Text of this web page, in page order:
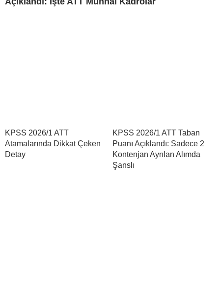
KPSS 2026/1 ATT
Atamalarında Dikkat Çeken
Detay
KPSS 2026/1 ATT Taban
Puanı Açıklandı: Sadece 2
Kontenjan Ayrılan Alımda
Şanslı